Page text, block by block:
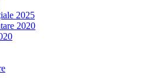
2025
2020